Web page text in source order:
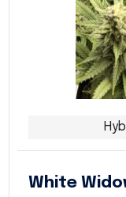
White